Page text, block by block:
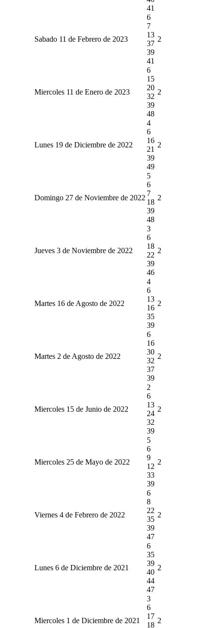
41
Sabado 11 de Febrero de 2023
6
7
13
37
39
41
2
Miercoles 11 de Enero de 2023
6
15
20
32
39
48
2
Lunes 19 de Diciembre de 2022
4
6
16
21
39
49
2
Domingo 27 de Noviembre de 2022
5
6
7
18
39
48
2
Jueves 3 de Noviembre de 2022
3
6
18
22
39
46
2
Martes 16 de Agosto de 2022
4
6
13
16
35
39
2
Martes 2 de Agosto de 2022
6
16
30
32
37
39
2
Miercoles 15 de Junio de 2022
2
6
13
24
32
39
2
Miercoles 25 de Mayo de 2022
5
6
9
12
33
39
2
Viernes 4 de Febrero de 2022
6
8
22
35
39
47
2
Lunes 6 de Diciembre de 2021
6
35
39
40
44
47
2
Miercoles 1 de Diciembre de 2021
3
6
17
18
2